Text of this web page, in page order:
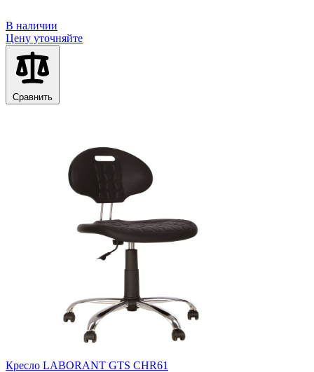
В наличии
Цену уточняйте
Сравнить
Кресло LABORANT GTS CHR61